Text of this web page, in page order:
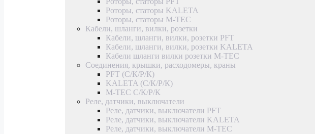
Роторы, статоры KALETA
Роторы, статоры M-TEC
Кабели, шланги, вилки, розетки
Кабели, шланги, вилки, розетки PFT
Кабели, шланги, вилки, розетки KALETA
Кабели шланги вилки розетки M-TEC
Соединения, крышки, расходомеры, краны
PFT (С/К/Р/К)
KALETA (С/К/Р/К)
M-TEC С/К/Р/К
Реле, датчики, выключатели
Реле, датчики, выключатели PFT
Реле, датчики, выключатели KALETA
Реле, датчики, выключатели M-TEC